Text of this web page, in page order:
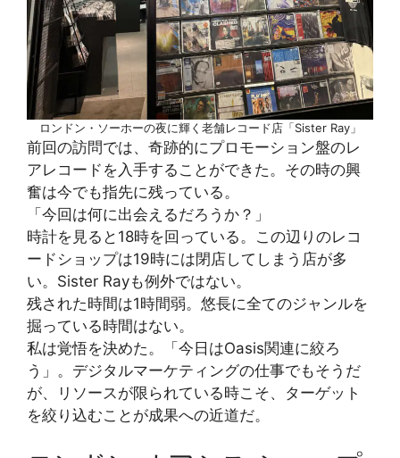
ロンドン・ソーホーの夜に輝く老舗レコード店「Sister Ray」
前回の訪問では、奇跡的にプロモーション盤のレ
アレコードを入手することができた。その時の興
奮は今でも指先に残っている。
「今回は何に出会えるだろうか？」
時計を見ると18時を回っている。この辺りのレコ
ードショップは19時には閉店してしまう店が多
い。Sister Rayも例外ではない。
残された時間は1時間弱。悠長に全てのジャンルを
掘っている時間はない。
私は覚悟を決めた。「今日はOasis関連に絞ろ
う」。デジタルマーケティングの仕事でもそうだ
が、リソースが限られている時こそ、ターゲット
を絞り込むことが成果への近道だ。